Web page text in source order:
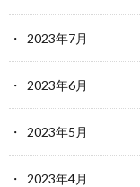
2023年7月
2023年6月
2023年5月
2023年4月